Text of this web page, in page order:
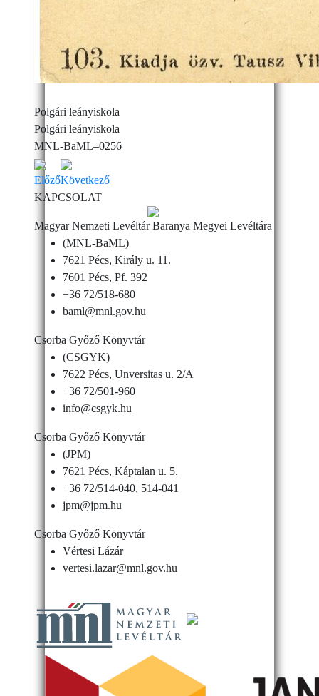
Polgári leányiskola
Polgári leányiskola
MNL-BaML–0256
ElőzőKövetkező
KAPCSOLAT
Magyar Nemzeti Levéltár Baranya Megyei Levéltára
(MNL-BaML)
7621 Pécs, Király u. 11.
7601 Pécs, Pf. 392
+36 72/518-680
baml@mnl.gov.hu
Csorba Győző Könyvtár
(CSGYK)
7622 Pécs, Unversitas u. 2/A
+36 72/501-960
info@csgyk.hu
Csorba Győző Könyvtár
(JPM)
7621 Pécs, Káptalan u. 5.
+36 72/514-040, 514-041
jpm@jpm.hu
Csorba Győző Könyvtár
Vértesi Lázár
vertesi.lazar@mnl.gov.hu